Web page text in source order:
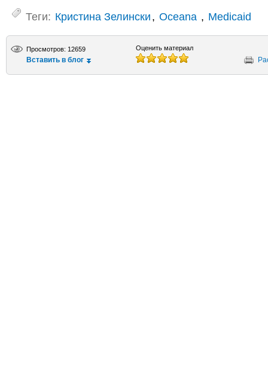
Теги: Кристина Зелински, Oceana , Medicaid
Просмотров: 12659
Вставить в блог
Оценить материал